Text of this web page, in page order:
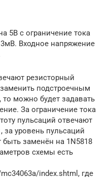
5В с ограничение тока
Входное напряжение
резисторный
подстроечным
то можно будет задавать
За ограничение тока
пульсаций отвечают
за уровень пульсаций
заменён на 1N5818
схемы есть
index.shtml, где